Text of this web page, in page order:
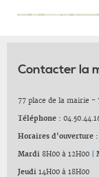
Contacter la
77 place de la mairie -
Téléphone :
Horaires d'ouverture :
Mardi 8H00 à 12H00
Jeudi 14H00 à 18H00